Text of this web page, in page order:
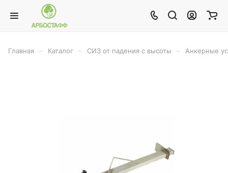
Главная Каталог СИЗ от падения с высоты Анкерные